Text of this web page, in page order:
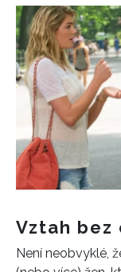
Vztah bez
Není neobvyklé,